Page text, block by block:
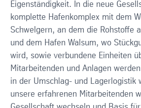
Eigenständigkeit. In die neue
komplette Hafenkomplex mit dem
Schwelgern, an dem die Rohstoffe
und dem Hafen Walsum, wo
wird, sowie verbundene Einheiten
Mitarbeitenden und Anlagen
in der Umschlag- und Lagerlogistik
unsere erfahrenen Mitarbeitenden